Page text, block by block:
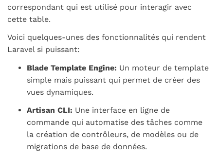
correspondant qui est utilisé pour interagir avec
cette table.
Voici quelques-unes des fonctionnalités qui rendent
Laravel si puissant:
Blade Template Engine: Un moteur de template
simple mais puissant qui permet de créer des
vues dynamiques.
Artisan CLI: Une interface en ligne de
commande qui automatise des tâches comme
la création de contrôleurs, de modèles ou de
migrations de base de données.